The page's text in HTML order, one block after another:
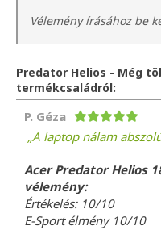
Vélemény írásához be
Predator Helios - Még
termékcsaládról:
P. Géza
A laptop nálam
Acer Predator Helios
vélemény:
Értékelés: 10/10
E-Sport élmény 10/10